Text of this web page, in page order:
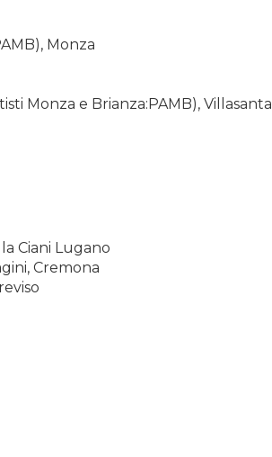
Monza
Monza e Brianza:PAMB), Villasanta
Ciani Lugano
Cremona